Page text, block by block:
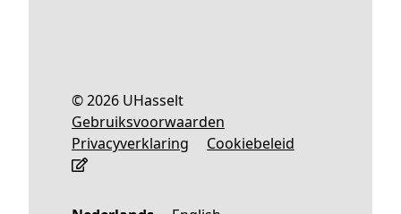
© 2026 UHasselt
Gebruiksvoorwaarden
Privacyverklaring
Cookiebeleid